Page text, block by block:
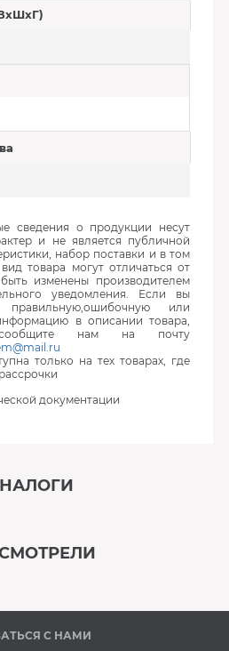
сведения о продукции несут
и не является публичной
набор поставки и в том
товара могут отличаться от
изменены производителем
уведомления. Если вы
или
в описании товара,
сообщите нам на почту
только на тех товарах, где
документации
Под заказ
С НАМИ